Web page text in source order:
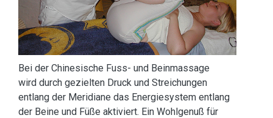
Bei der Chinesische Fuss- und Beinmassage
wird durch gezielten Druck und Streichungen
entlang der Meridiane das Energiesystem entlang
der Beine und Füße aktiviert. Ein Wohlgenuß für